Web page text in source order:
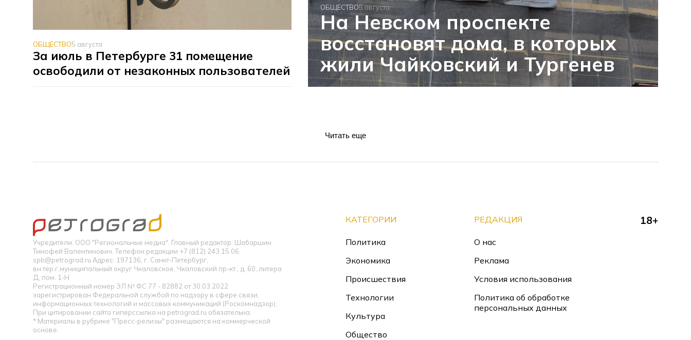
ОБЩЕСТВО5 августа
За июль в Петербурге 31 помещение
освободили от незаконных пользователей
ОБЩЕСТВО5 августа
На Невском проспекте
восстановят дома, в которых
жили Чайковский и Тургенев
Читать еще
Учредители: ООО "Региональные медиа". Главный редактор: Шабаршин
Тимофей Валентинович. Телефон редакции +7 (812) 243 15 06,
spb@petrograd.ru Адрес: 197136, г. Санкт-Петербург,
вн.тер.г.муниципальный округ Чкаловское, Чкаловский пр-кт., д. 60, литера
Д, пом. 1-Н
Регистрационный номер ЭЛ № ФС 77 - 82882 от 30.03.2022
зарегистрирован Федеральной службой по надзору в сфере связи,
информационных технологий и массовых коммуникаций (Роскомнадзор).
При цитировании сайта гиперссылка на petrograd.ru обязательна.
* Материалы в рубрике "Пресс-релизы" размещаются на коммерческой
основе.
КАТЕГОРИИ
Политика
Экономика
Происшествия
Технологии
Культура
Общество
РЕДАКЦИЯ
О нас
Реклама
Условия использования
Политика об обработке
персональных данных
18+